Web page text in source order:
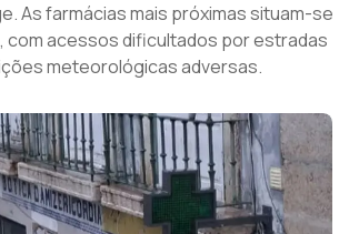
As farmácias mais próximas situam-se
com acessos dificultados por estradas
meteorológicas adversas.